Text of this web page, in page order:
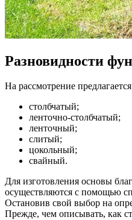
Разновидности
На рассмотрение
столбчатый;
ленточно-столбчатый;
ленточный;
слитый;
цокольный;
свайный.
Для изготовления основы
осуществляются с помощью
Остановив свой выбор на
Прежде, чем описывать, как